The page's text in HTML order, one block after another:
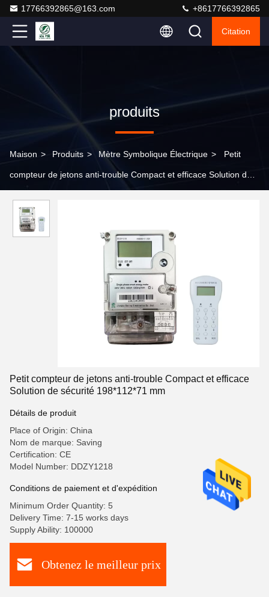
17766392865@163.com +8617766392865
Citation
produits
Maison > Produits > Mètre Symbolique Électrique > Petit
compteur de jetons anti-trouble Compact et efficace Solution de
Petit compteur de jetons anti-trouble Compact et efficace
Solution de sécurité 198*112*71 mm
Détails de produit
Place of Origin: China
Nom de marque: Saving
Certification: CE
Model Number: DDZY1218
Conditions de paiement et d'expédition
Minimum Order Quantity: 5
Delivery Time: 7-15 works days
Supply Ability: 100000
Obtenez le meilleur prix